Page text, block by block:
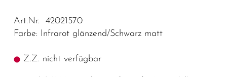
Art.Nr. 42021570
Farbe: Infrarot glänzend/Schwarz matt
Z.Z. nicht verfügbar